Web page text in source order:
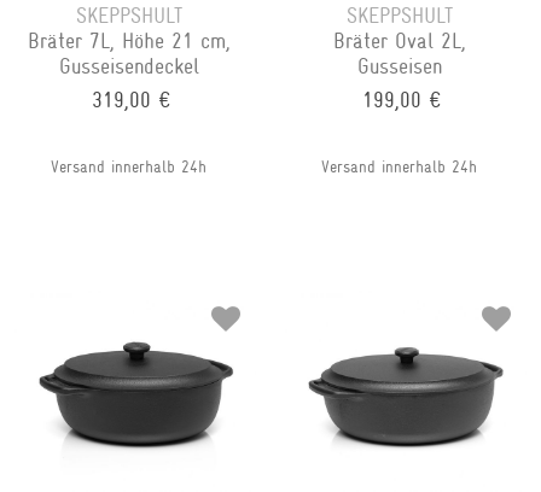
SKEPPSHULT
Bräter 7L, Höhe 21 cm,
Gusseisendeckel
319,00 €
Versand innerhalb 24h
SKEPPSHULT
Bräter Oval 2L,
Gusseisen
199,00 €
Versand innerhalb 24h